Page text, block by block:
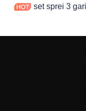
set sprei 3